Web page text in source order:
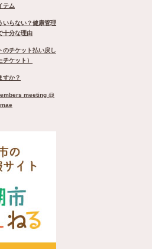
テム
いらない？健康管理
十分な理由
のチケット払い戻し
ケット）
すか？
meeting @